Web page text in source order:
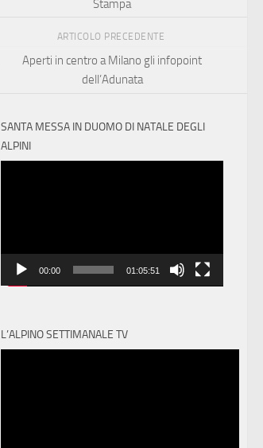
Stampa
ARTICOLO PRECEDENTE
Aperti in centro a Milano gli infopoint
dell’Adunata
SANTA MESSA IN DUOMO DI NATALE DEGLI
ALPINI
00:00 01:05:51
L’ALPINO SETTIMANALE TV